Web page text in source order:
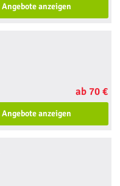
Angebote anzeigen
ab 70 €
Angebote anzeigen